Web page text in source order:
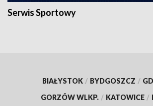
Serwis Sportowy
BIAŁYSTOK / BYDGOSZCZ /
GORZÓW WLKP. / KATOWICE /